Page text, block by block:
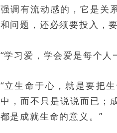
强调有流动感的，它是关
和问题，还必须要投入，
“学习爱，学会爱是每个人
“立生命于心，就是要把
中，而不只是说说而已；
都是成就生命的意义。”